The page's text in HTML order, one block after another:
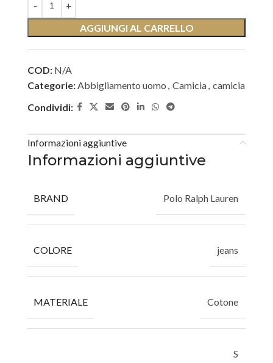
AGGIUNGI AL CARRELLO
COD: N/A
Categorie: Abbigliamento uomo Camicia camicia
Condividi:
Informazioni aggiuntive
Informazioni aggiuntive
BRAND Polo Ralph Lauren
COLORE jeans
MATERIALE Cotone
S